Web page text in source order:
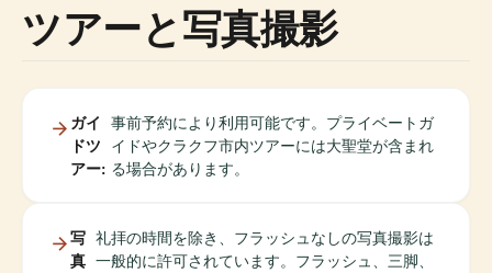
ツアーと写真撮影
ガイ
ドツ
アー:
事前予約により利用可能です。プライベートガ
イドやクラクフ市内ツアーには大聖堂が含まれ
る場合があります。
写
真
礼拝の時間を除き、フラッシュなしの写真撮影は
一般的に許可されています。フラッシュ、三脚、